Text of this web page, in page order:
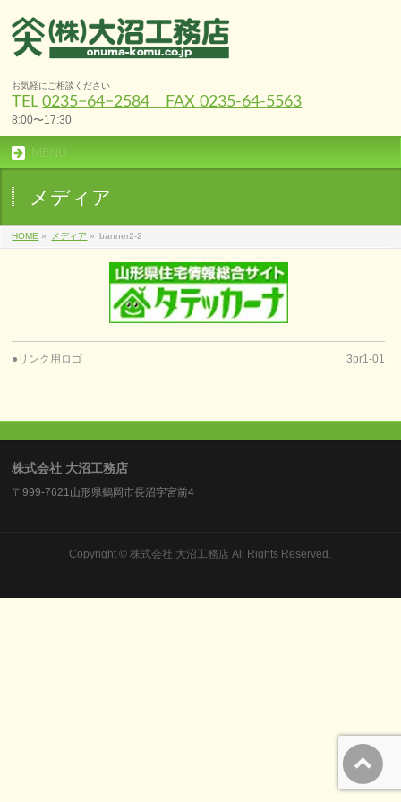
お気軽にご相談ください
TEL0235−64−2584 FAX 0235-64-5563
8:00〜17:30
MENU
メディア
HOME » メディア » banner2-2
●リンク用ロゴ 3pr1-01
株式会社 大沼工務店
〒999-7621山形県鶴岡市長沼字宮前4
Copyright ©株式会社 大沼工務店 All Rights Reserved.